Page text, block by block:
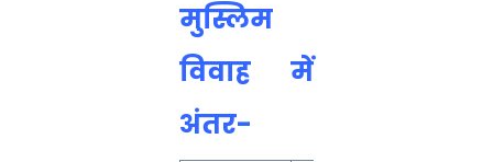
मुस्लिम
विवाह में
अंतर-